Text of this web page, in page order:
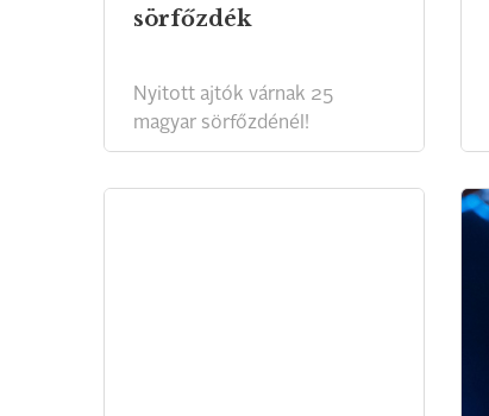
sörfőzdék
Nyitott ajtók várnak 25
magyar sörfőzdénél!